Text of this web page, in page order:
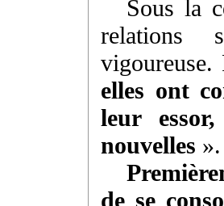
Sous la
relations
vigoureuse.
elles ont
leur
nouvelles ».
de se